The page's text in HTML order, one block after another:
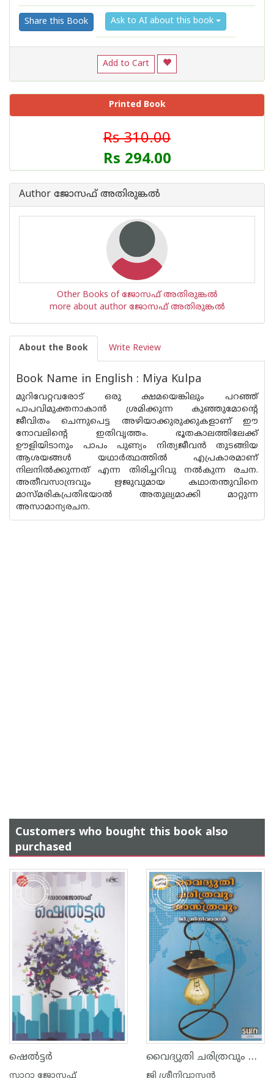
Share this Book Ask to AI about this book
Add to Cart
Printed Book
Rs 310.00
Rs 294.00
Author ജോസഫ് അതിരുങ്കല്‍
Other Books of ജോസഫ് അതിരുങ്കല്‍
more about author ജോസഫ് അതിരുങ്കല്‍
About the Book Write Review
Book Name in English : Miya Kulpa
മുറിവേറ്റവരോട് ഒരു ക്ഷമയെങ്കിലും പറഞ്ഞ്
പാപവിമുക്തനാകാന്‍ ശ്രമിക്കുന്ന കുഞ്ഞുമോന്റെ
ജീവിതം ചെന്നുപെട്ട അഴിയാക്കുരുക്കുകളാണ് ഈ
നോവലിന്റെ ഇതിവൃത്തം. ഭൂതകാലത്തിലേക്ക്
ഊളിയിടാനും പാപം പുണ്യം നിത്യജീവന്‍ തുടങ്ങിയ
ആശയങ്ങള്‍ യഥാര്‍ത്ഥത്തില്‍ എപ്രകാരമാണ്
നിലനില്‍ക്കുന്നത് എന്ന തിരിച്ചറിവു നല്‍കുന്ന രചന.
അതീവസാന്ദ്രവും ഋജുവുമായ കഥാതന്തുവിനെ
മാസ്മരികപ്രതിഭയാല്‍ അതുല്യമാക്കി മാറ്റുന്ന
അസാമാന്യരചന.
Customers who bought this book also
purchased
ഷെല്‍ട്ടര്‍
സാറാ ജോസഫ്
വൈദ്യുതി ചരിത്രവും ശാസ്ത്രവും
ജി ശ്രീനിവാസന്‍‌